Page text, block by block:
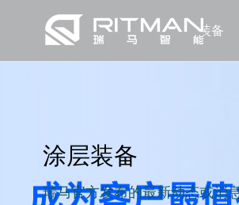
涂层装备
涂层装备
瑞马官方发布的最新动态或消